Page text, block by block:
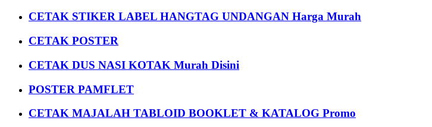
CETAK STIKER LABEL HANGTAG UNDANGAN Harga Murah
CETAK POSTER
CETAK DUS NASI KOTAK Murah Disini
POSTER PAMFLET
CETAK MAJALAH TABLOID BOOKLET & KATALOG Promo